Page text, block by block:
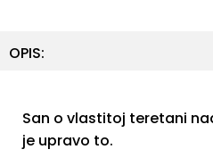
KONTAKT
poslovanja
OPIS:
San o vlastitoj teretani
je upravo to.